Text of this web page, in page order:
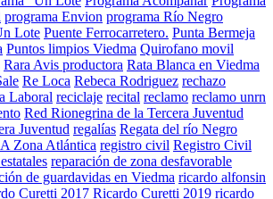
programa Envion programa Río Negro
Lote Puente Ferrocarretero. Punta Bermeja
Puntos limpios Viedma Quirofano movil
Rara Avis productora Rata Blanca en Viedma
Re Loca Rebeca Rodriguez rechazo
Laboral reciclaje recital reclamo reclamo unrn
Red Rionegrina de la Tercera Juventud
Juventud regalías Regata del río Negro
Zona Atlántica registro civil Registro Civil
reparación de zona desfavorable
de guardavidas en Viedma ricardo alfonsin
Curetti 2017 Ricardo Curetti 2019 ricardo